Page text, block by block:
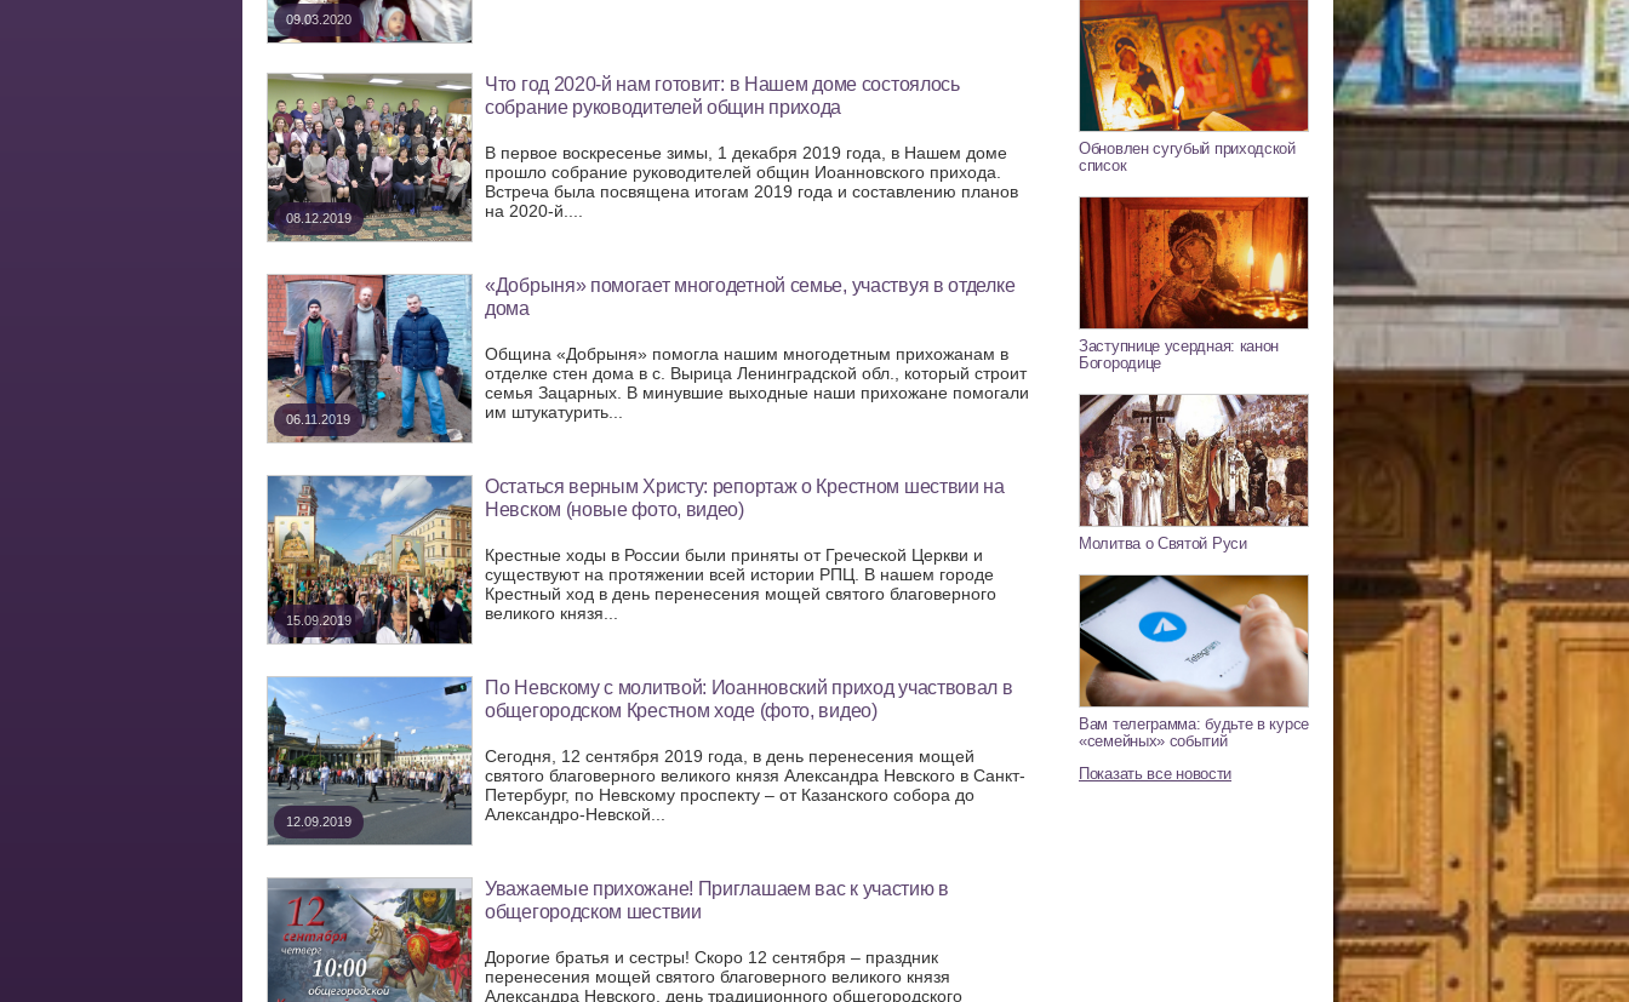
09.03.2020
08.12.2019
Что год 2020-й нам готовит: в Нашем доме состоялось
собрание руководителей общин прихода
В первое воскресенье зимы, 1 декабря 2019 года, в Нашем доме
прошло собрание руководителей общин Иоанновского прихода.
Встреча была посвящена итогам 2019 года и составлению планов
на 2020-й....
06.11.2019
«Добрыня» помогает многодетной семье, участвуя в отделке
дома
Община «Добрыня» помогла нашим многодетным прихожанам в
отделке стен дома в с. Вырица Ленинградской обл., который строит
семья Зацарных. В минувшие выходные наши прихожане помогали
им штукатурить...
15.09.2019
Остаться верным Христу: репортаж о Крестном шествии на
Невском (новые фото, видео)
Крестные ходы в России были приняты от Греческой Церкви и
существуют на протяжении всей истории РПЦ. В нашем городе
Крестный ход в день перенесения мощей святого благоверного
великого князя...
12.09.2019
По Невскому с молитвой: Иоанновский приход участвовал в
общегородском Крестном ходе (фото, видео)
Сегодня, 12 сентября 2019 года, в день перенесения мощей
святого благоверного великого князя Александра Невского в Санкт-
Петербург, по Невскому проспекту – от Казанского собора до
Александро-Невской...
Уважаемые прихожане! Приглашаем вас к участию в
общегородском шествии
Дорогие братья и сестры! Скоро 12 сентября – праздник
перенесения мощей святого благоверного великого князя
Александра Невского, день традиционного общегородского
Обновлен сугубый приходской
список
Заступнице усердная: канон
Богородице
Молитва о Святой Руси
Вам телеграмма: будьте в курсе
«семейных» событий
Показать все новости